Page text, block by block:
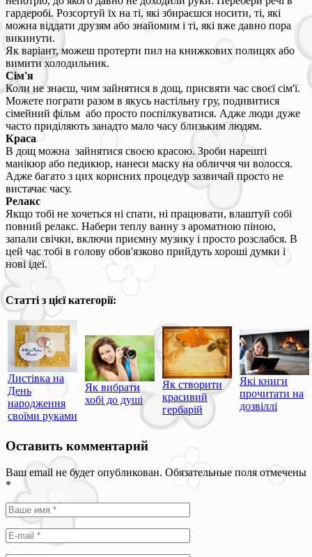
гардеробі. Розсортуй їх на ті, які збираєшся носити, ті, які
можна віддати друзям або знайомим і ті, які вже давно пора
викинути.
Як варіант, можеш протерти пил на книжкових полицях або
вимити холодильник.
Сім'я
Коли не знаєш, чим зайнятися в дощ, присвяти час своєї сім'ї.
Можете пограти разом в якусь настільну гру, подивитися
сімейний фільм або просто поспілкуватися. Адже люди дуже
часто приділяють занадто мало часу близьким людям.
Краса
В дощ можна зайнятися своєю красою. Зроби нарешті
манікюр або педикюр, нанеси маску на обличчя чи волосся.
Адже багато з цих корисних процедур зазвичай просто не
вистачає часу.
Релакс
Якщо тобі не хочеться ні спати, ні працювати, влаштуй собі
повний релакс. Набери теплу ванну з ароматною піною,
запали свічки, включи приємну музику і просто розслабся. В
цей час тобі в голову обов'язково прийдуть хороші думки і
нові ідеї.
Статті з цієї категорії:
Листівка на
День
народження
своїми руками
Як вибрати
хобі до душі
Як створити
красивий
гербарій
Які книги
прочитати на
дозвіллі
Оставить комментарий
Ваш email не будет опубликован. Обязательные поля отмечены
*